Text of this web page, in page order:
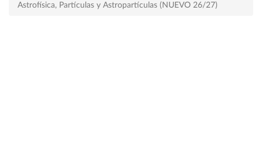
Astrofísica, Partículas y Astropartículas (NUEVO 26/27)